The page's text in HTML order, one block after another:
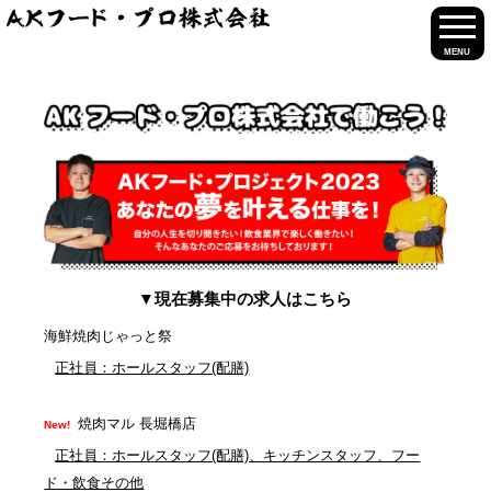
MENU
TOP 募集要項
焼肉マル 南森町店
▼現在募集中の求人はこちら
海鮮焼肉じゃっと祭
正社員：ホールスタッフ(配膳)
焼肉マル 長堀橋店
正社員：ホールスタッフ(配膳)、キッチンスタッフ、フー
ド・飲食その他